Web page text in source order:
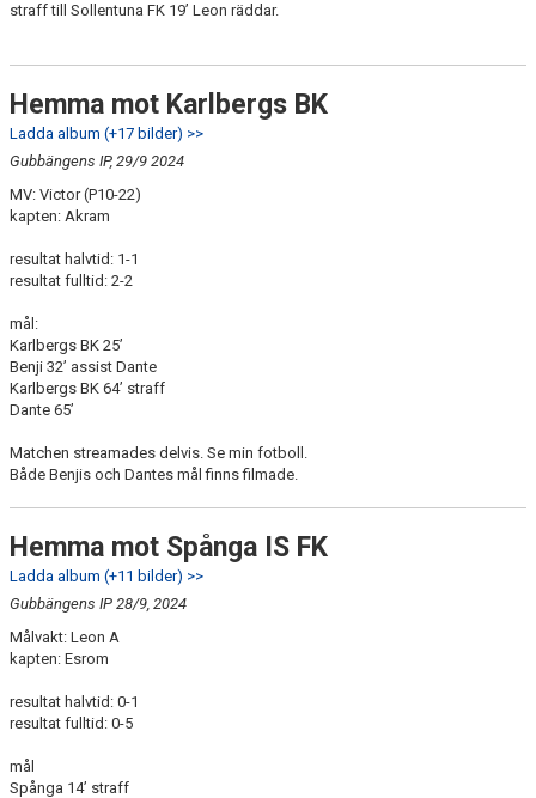
straff till Sollentuna FK 19’ Leon räddar.
Hemma mot Karlbergs BK
Ladda album (+17 bilder) >>
Gubbängens IP, 29/9 2024
MV: Victor (P10-22)
kapten: Akram
resultat halvtid: 1-1
resultat fulltid: 2-2
mål:
Karlbergs BK 25’
Benji 32’ assist Dante
Karlbergs BK 64’ straff
Dante 65’
Matchen streamades delvis. Se min fotboll.
Både Benjis och Dantes mål finns filmade.
Hemma mot Spånga IS FK
Ladda album (+11 bilder) >>
Gubbängens IP 28/9, 2024
Målvakt: Leon A
kapten: Esrom
resultat halvtid: 0-1
resultat fulltid: 0-5
mål
Spånga 14’ straff